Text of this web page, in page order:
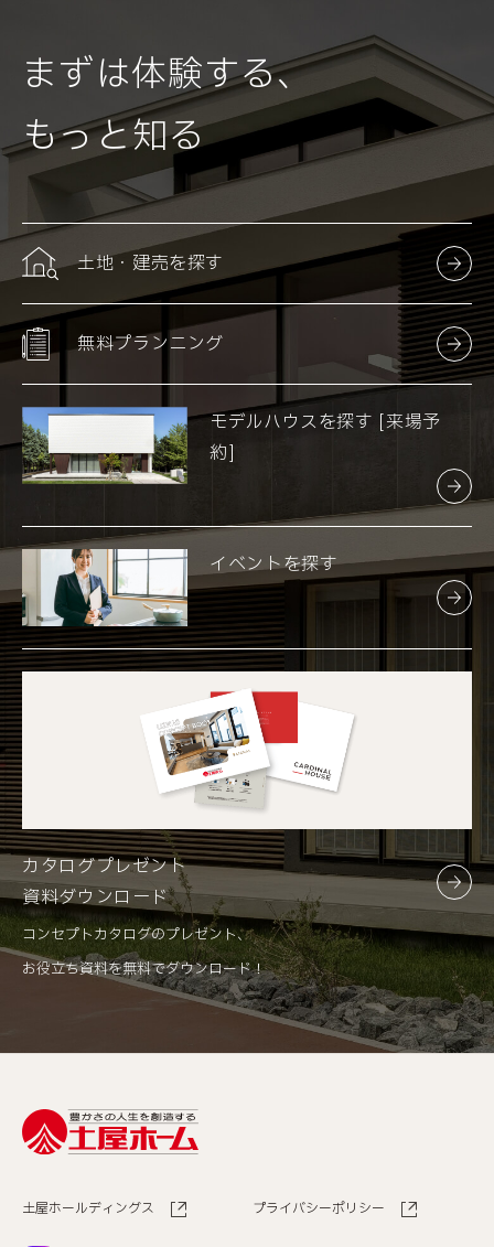
まずは体験する、
もっと知る
土地・建売を探す
無料プランニング
モデルハウスを探す [来場予
約]
イベントを探す
カタログプレゼント
資料ダウンロード
コンセプトカタログのプレゼント、
お役立ち資料を無料でダウンロード！
土屋ホールディングス プライバシーポリシー